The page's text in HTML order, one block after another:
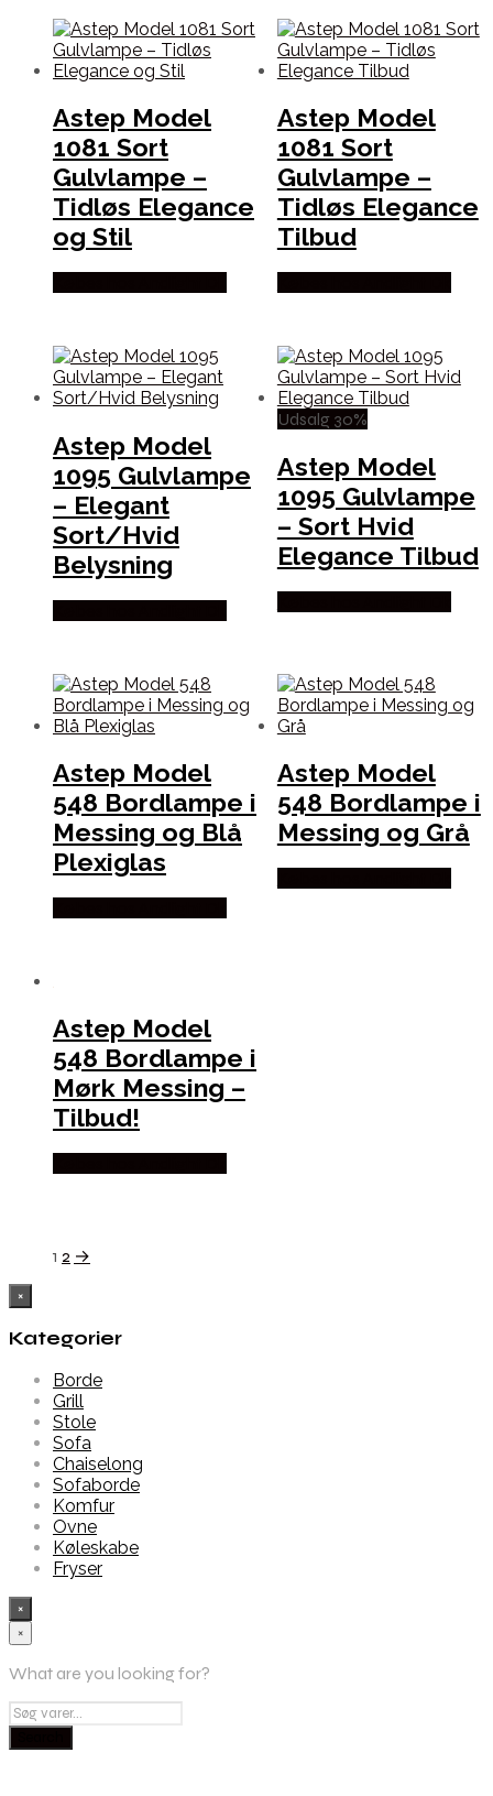
Astep Model
1081 Sort
Gulvlampe –
Tidløs Elegance
og Stil
Astep Model
1081 Sort
Gulvlampe –
Tidløs Elegance
Tilbud
Astep Model
1095 Gulvlampe
– Elegant
Sort/Hvid
Belysning
Udsalg 30%
Astep Model
1095 Gulvlampe
– Sort Hvid
Elegance Tilbud
Astep Model
548 Bordlampe i
Messing og Blå
Plexiglas
Astep Model
548 Bordlampe i
Messing og Grå
Astep Model
548 Bordlampe i
Mørk Messing –
Tilbud!
1 2 →
×
Kategorier
Borde
Grill
Stole
Sofa
Chaiselong
Sofaborde
Komfur
Ovne
Køleskabe
Fryser
×
×
What are you looking for?